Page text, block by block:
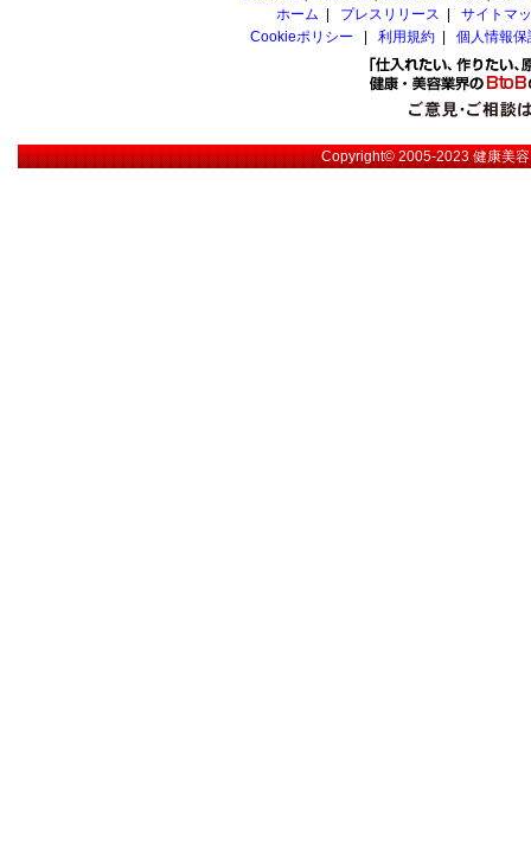
ホーム
プレスリリース
サイトマ
Cookieポリシー
利用規約 個人情報
Copyright© 2005-2023健康美